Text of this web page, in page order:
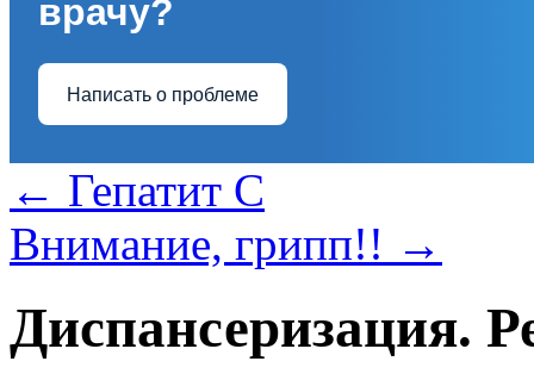
врачу?
Написать о проблеме
← Гепатит C
Внимание, грипп!! →
Диспансеризация.